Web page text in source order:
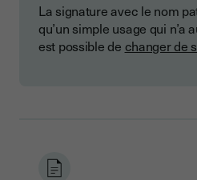
La signature avec le nom
qu’un simple usage qui n’a
est possible de changer de